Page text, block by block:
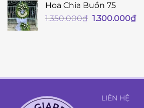
Hoa Chia Buồn 75
1.350.000₫ Giá
1.300.000₫Giá
LIÊN HỆ